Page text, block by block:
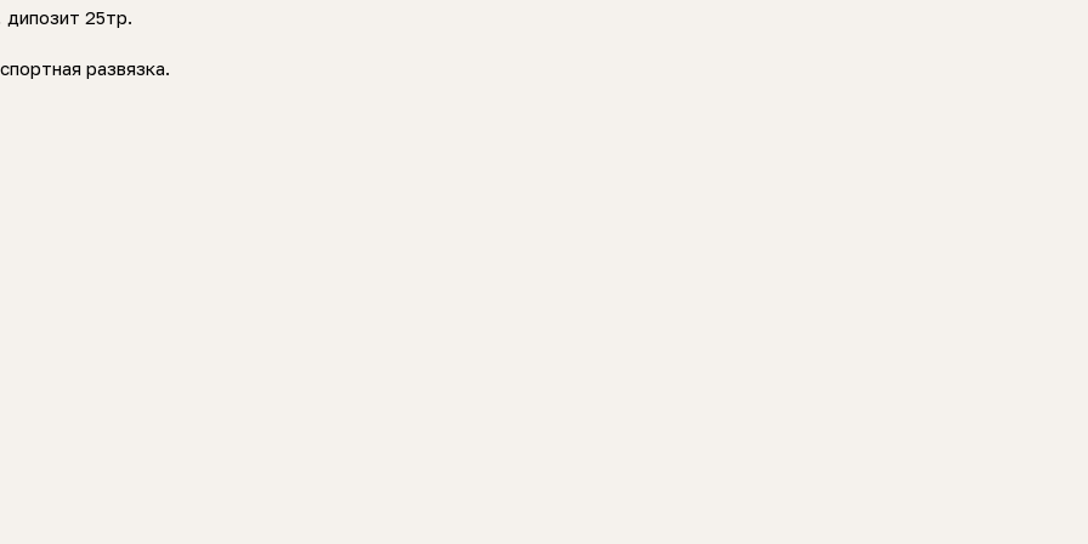
дипозит 25тр.
развязка.